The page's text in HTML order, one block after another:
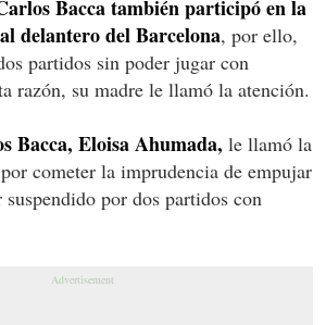
Bacca también participó en la
delantero del Barcelona, por ello,
partidos sin poder jugar con
razón, su madre le llamó la atención.
Bacca, Eloisa Ahumada, le llamó la
cometer la imprudencia de empujar
por dos partidos con